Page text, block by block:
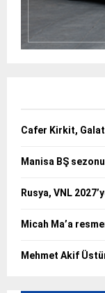
Cafer Kirkit,
Manisa BŞ
Rusya, VNL
Micah Ma’a
Mehmet Akif